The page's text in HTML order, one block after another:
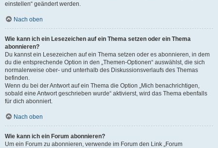
einstellen“ geändert werden.
Nach oben
Wie kann ich ein Lesezeichen auf ein Thema setzen oder ein Thema
abonnieren?
Du kannst ein Lesezeichen auf ein Thema setzen oder es abonnieren, in dem
du die entsprechende Option in den „Themen-Optionen“ auswählst, die sich
normalerweise ober- und unterhalb des Diskussionsverlaufs des Themas
befinden.
Wenn du bei der Antwort auf ein Thema die Option „Mich benachrichtigen,
sobald eine Antwort geschrieben wurde“ aktivierst, wird das Thema ebenfalls
für dich abonniert.
Nach oben
Wie kann ich ein Forum abonnieren?
Um ein Forum zu abonnieren, verwende im Forum den Link „Forum